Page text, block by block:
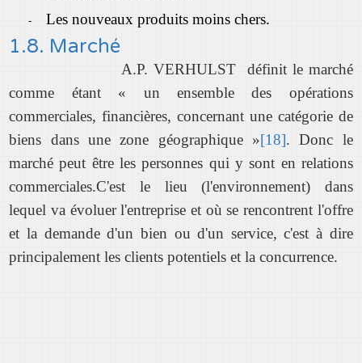
- Les nouveaux produits moins chers.
1.8. Marché
A.P. VERHULST définit le marché
comme étant « un ensemble des opérations
commerciales, financières, concernant une catégorie de
biens dans une zone géographique »[18]. Donc le
marché peut être les personnes qui y sont en relations
commerciales.C'est le lieu (l'environnement) dans
lequel va évoluer l'entreprise et où se rencontrent l'offre
et la demande d'un bien ou d'un service, c'est à dire
principalement les clients potentiels et la concurrence.